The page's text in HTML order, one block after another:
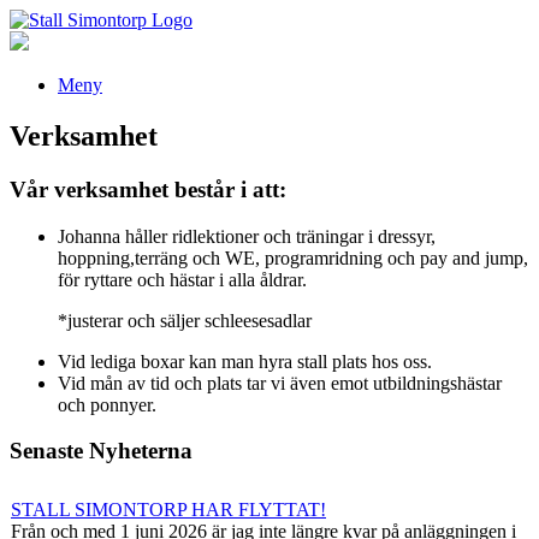
Meny
Verksamhet
Vår verksamhet består i att:
Johanna håller ridlektioner och träningar i dressyr,
hoppning,terräng och WE, programridning och pay and jump,
för ryttare och hästar i alla åldrar.
*justerar och säljer schleesesadlar
Vid lediga boxar kan man hyra stall plats hos oss.
Vid mån av tid och plats tar vi även emot utbildningshästar
och ponnyer.
Senaste Nyheterna
STALL SIMONTORP HAR FLYTTAT!
Från och med 1 juni 2026 är jag inte längre kvar på anläggningen i